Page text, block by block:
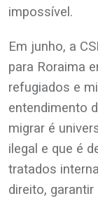
impossível.
Em junho, a
para Roraima
refugiados e
entendimento
migrar é
ilegal e que é
tratados
direito,